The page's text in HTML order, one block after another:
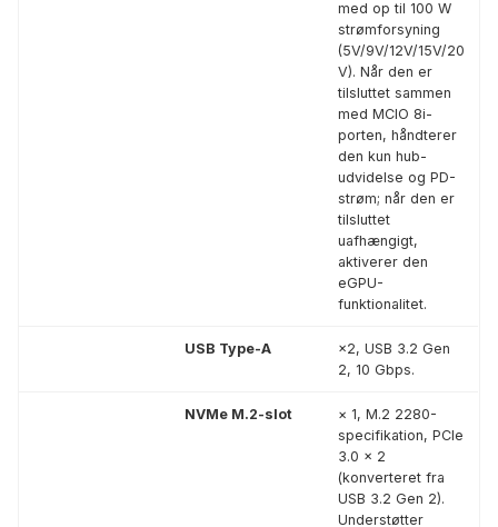
med op til 100 W
strømforsyning
(5V/9V/12V/15V/20
V). Når den er
tilsluttet sammen
med MCIO 8i-
porten, håndterer
den kun hub-
udvidelse og PD-
strøm; når den er
tilsluttet
uafhængigt,
aktiverer den
eGPU-
funktionalitet.
USB Type-A
×2, USB 3.2 Gen
2, 10 Gbps.
NVMe M.2-slot
× 1, M.2 2280-
specifikation, PCIe
3.0 × 2
(konverteret fra
USB 3.2 Gen 2).
Understøtter